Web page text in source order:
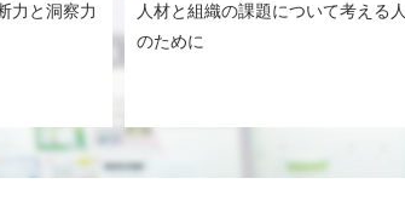
力と洞察力
人材と組織の課題について考える人
のために